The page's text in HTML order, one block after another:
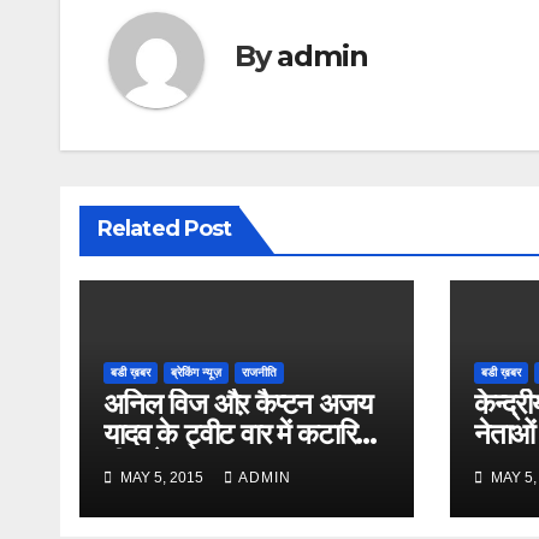
Byadmin
Related Post
बडी ख़बर ब्रेकिंग न्यूज़ राजनीति
अनिल विज औऱ कैप्टन अजय
यादव के ट्वीट वार में कटारिया
भी कूदे
MAY 5, 2015 ADMIN
बडी ख़बर
नेताओं
MAY